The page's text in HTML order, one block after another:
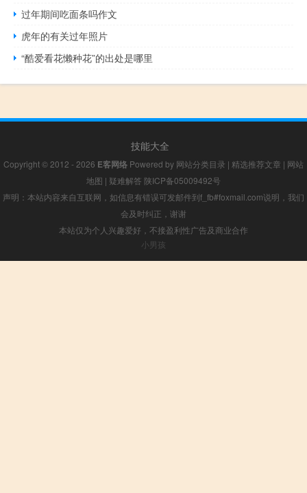
过年期间吃面条吗作文
虎年的有关过年照片
“酷爱看花懒种花”的出处是哪里
技能大全
Copyright © 2012 - 2026 E客网络 Powered by 网站分类目录 | 精选推荐文章 | 网站
地图 | 疑难解答 陕ICP备05009492号
声明：本站内容来自互联网，如信息有错误可发邮件到f_fb#foxmail.com说明，我们
会及时纠正，谢谢
本站仅为个人兴趣爱好，不接盈利性广告及商业合作
小男孩